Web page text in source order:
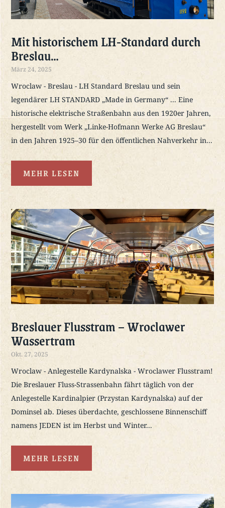
Mit historischem LH-Standard durch
Breslau…
März 24, 2025
Wroclaw - Breslau - LH Standard Breslau und sein
legendärer LH STANDARD „Made in Germany“ ... Eine
historische elektrische Straßenbahn aus den 1920er Jahren,
hergestellt vom Werk „Linke-Hofmann Werke AG Breslau“
in den Jahren 1925–30 für den öffentlichen Nahverkehr in...
MEHR LESEN
Breslauer Flusstram – Wroclawer
Wassertram
Okt. 27, 2025
Wroclaw - Anlegestelle Kardynalska - Wroclawer Flusstram!
Die Breslauer Fluss-Strassenbahn fährt täglich von der
Anlegestelle Kardinalpier (Przystan Kardynalska) auf der
Dominsel ab. Dieses überdachte, geschlossene Binnenschiff
namens JEDEN ist im Herbst und Winter...
MEHR LESEN